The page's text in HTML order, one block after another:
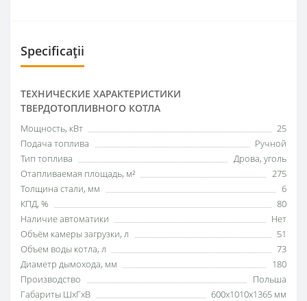
Specificații
ТЕХНИЧЕСКИЕ ХАРАКТЕРИСТИКИ
ТВЕРДОТОПЛИВНОГО КОТЛА
Мощность, кВт
25
Подача топлива
Ручной
Тип топлива
Дрова, уголь
Отапливаемая площадь, м²
275
Толщина стали, мм
6
КПД, %
80
Наличие автоматики
Нет
Объём камеры загрузки, л
51
Объем воды котла, л
73
Диаметр дымохода, мм
180
Производство
Польша
Габариты ШхГхВ
600x1010x1365 мм